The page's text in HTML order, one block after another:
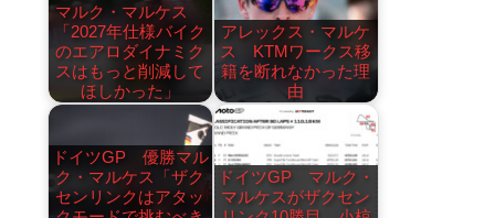
マルク・マルケス
「2027年仕様バイク
のエアロダイナミク
スはもっと削減して
ほしかった」
アレックス・マルケ
ス KTMワークス移
籍を断れなかった理
由
ドイツGP 優勝マル
ク・マルケス「ザク
センリンクはアタッ
ドイツGP マルク・
マルケスがザクセン